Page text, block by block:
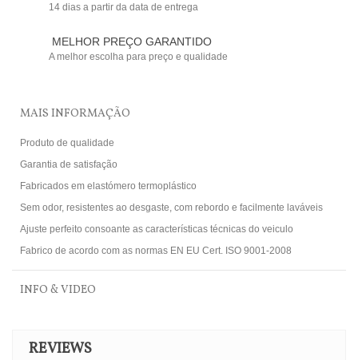
14 dias a partir da data de entrega
MELHOR PREÇO GARANTIDO
A melhor escolha para preço e qualidade
MAIS INFORMAÇÃO
Produto de qualidade
Garantia de satisfação
Fabricados em elastómero termoplástico
Sem odor, resistentes ao desgaste, com rebordo e facilmente laváveis
Ajuste perfeito consoante as características técnicas do veiculo
Fabrico de acordo com as normas EN EU Cert. ISO 9001-2008
INFO & VIDEO
REVIEWS